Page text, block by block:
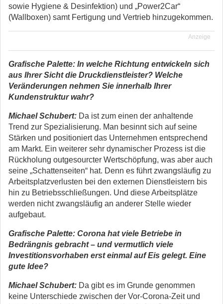
sowie Hygiene & Desinfektion) und „Power2Car“
(Wallboxen) samt Fertigung und Vertrieb hinzugekommen.
Anzeige
Grafische Palette: In welche Richtung entwickeln sich
aus Ihrer Sicht die Druckdienstleister? Welche
Veränderungen nehmen Sie innerhalb Ihrer
Kundenstruktur wahr?
Michael Schubert: Da ist zum einen der anhaltende
Trend zur Spezialisierung. Man besinnt sich auf seine
Stärken und positioniert das Unternehmen entsprechend
am Markt. Ein weiterer sehr dynamischer Prozess ist die
Rückholung outgesourcter Wertschöpfung, was aber auch
seine „Schattenseiten“ hat. Denn es führt zwangsläufig zu
Arbeitsplatzverlusten bei den externen Dienstleistern bis
hin zu Betriebsschließungen. Und diese Arbeitsplätze
werden nicht zwangsläufig an anderer Stelle wieder
aufgebaut.
Grafische Palette: Corona hat viele Betriebe in
Bedrängnis gebracht – und vermutlich viele
Investitionsvorhaben erst einmal auf Eis gelegt. Eine
gute Idee?
Michael Schubert: Da gibt es im Grunde genommen
keine Unterschiede zwischen der Vor-Corona-Zeit und